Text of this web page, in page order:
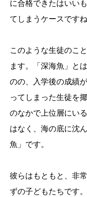
に合格できたはいい
てしまうケースですね
このような生徒のこ
ます。「深海魚」と
のの、入学後の成績
ってしまった生徒を
のなかで上位層にい
はなく、海の底に沈
魚」です。
彼らはもともと、非
ずの子どもたちです